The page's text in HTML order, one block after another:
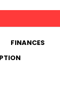
FINANCES